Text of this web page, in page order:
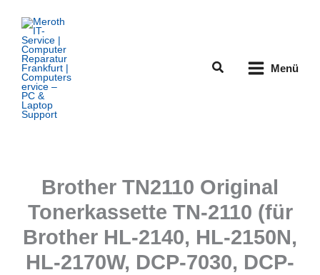
Inhalt
springen
Suchen Menü
Brother TN2110 Original
Tonerkassette TN-2110 (für
Brother HL-2140, HL-2150N,
HL-2170W, DCP-7030, DCP-